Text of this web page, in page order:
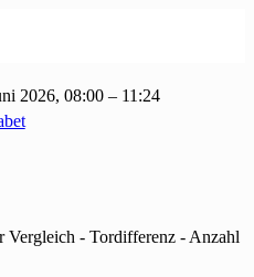
2026, 08:00 – 11:24
Vergleich - Tordifferenz - Anzahl